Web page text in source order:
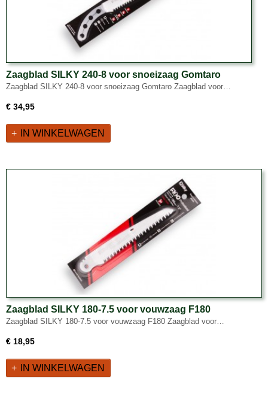
Zaagblad SILKY 240-8 voor snoeizaag Gomtaro
Zaagblad SILKY 240-8 voor snoeizaag Gomtaro Zaagblad voor…
€ 34,95
IN WINKELWAGEN
Zaagblad SILKY 180-7.5 voor vouwzaag F180
Zaagblad SILKY 180-7.5 voor vouwzaag F180 Zaagblad voor…
€ 18,95
IN WINKELWAGEN